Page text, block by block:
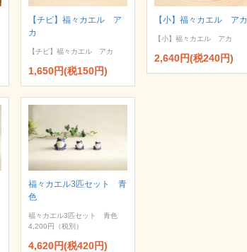
【チビ】福々カエル ア
カ
【チビ】福々カエル アカ
1,650円(税150円)
【小】福々カエル アカ
【小】福々カエル アカ
2,640円(税240円)
福々カエル3匹セット 青
色
福々カエル3匹セット 青色
4,200円（税別）
4,620円(税420円)